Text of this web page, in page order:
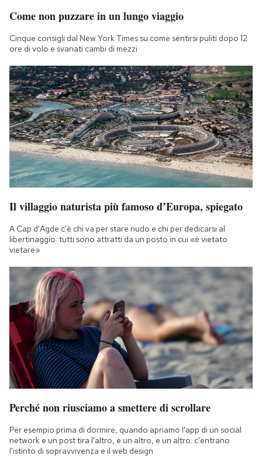
Come non puzzare in un lungo viaggio
Cinque consigli dal New York Times su come sentirsi puliti dopo 12
ore di volo e svariati cambi di mezzi
Il villaggio naturista più famoso d’Europa, spiegato
A Cap d'Agde c'è chi va per stare nudo e chi per dedicarsi al
libertinaggio: tutti sono attratti da un posto in cui «è vietato
vietare»
Perché non riusciamo a smettere di scrollare
Per esempio prima di dormire, quando apriamo l'app di un social
network e un post tira l'altro, e un altro, e un altro: c'entrano
l'istinto di sopravvivenza e il web design